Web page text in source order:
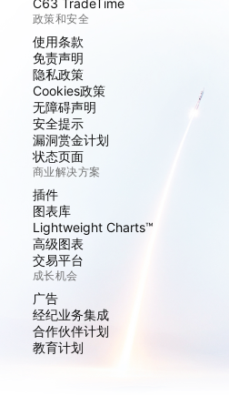
C63 TradeTime
政策和安全
使用条款
免责声明
隐私政策
Cookies政策
无障碍声明
安全提示
漏洞赏金计划
状态页面
商业解决方案
插件
图表库
Lightweight Charts™
高级图表
交易平台
成长机会
广告
经纪业务集成
合作伙伴计划
教育计划